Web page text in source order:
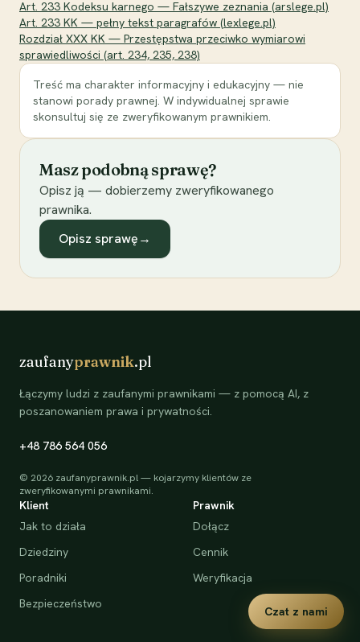
Art. 233 Kodeksu karnego — Fałszywe zeznania (arslege.pl)
Art. 233 KK — pełny tekst paragrafów (lexlege.pl)
Rozdział XXX KK — Przestępstwa przeciwko wymiarowi
sprawiedliwości (art. 234, 235, 238)
Treść ma charakter informacyjny i edukacyjny — nie
stanowi porady prawnej. W indywidualnej sprawie
skonsultuj się ze zweryfikowanym prawnikiem.
Masz podobną sprawę?
Opisz ją — dobierzemy zweryfikowanego
prawnika.
Opisz sprawę→
zaufanyprawnik.pl
Łączymy ludzi z zaufanymi prawnikami — z pomocą AI, z
poszanowaniem prawa i prywatności.
+48 786 564 056
© 2026 zaufanyprawnik.pl — kojarzymy klientów ze
zweryfikowanymi prawnikami.
Klient
Jak to działa
Dziedziny
Poradniki
Bezpieczeństwo
Prawnik
Dołącz
Cennik
Weryfikacja
Czat z nami